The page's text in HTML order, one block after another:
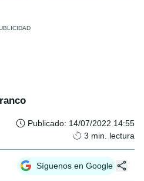
Publicado: 14/07/2022 14:55
3 min. lectura
Síguenos en Google